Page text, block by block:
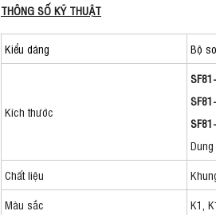
THÔNG SỐ KỸ THUẬT
Kiểu dáng Bộ
Kích thước
Chất liệu
Màu sắc
K1,